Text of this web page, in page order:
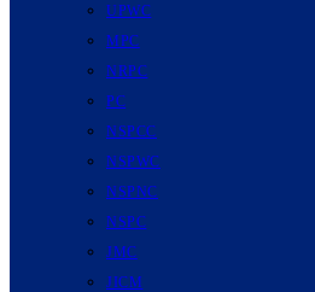
UPWC
MPC
NRPC
PC
NSPCC
NSPWC
NSPNC
NSPC
JMC
JICM